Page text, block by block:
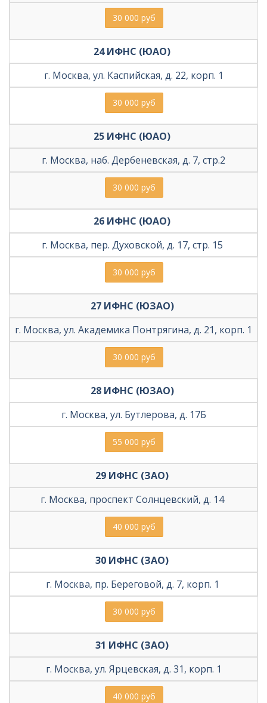
30 000 руб
24 ИФНС (ЮАО)
г. Москва, ул. Каспийская, д. 22, корп. 1
30 000 руб
25 ИФНС (ЮАО)
г. Москва, наб. Дербеневская, д. 7, стр.2
30 000 руб
26 ИФНС (ЮАО)
г. Москва, пер. Духовской, д. 17, стр. 15
30 000 руб
27 ИФНС (ЮЗАО)
г. Москва, ул. Академика Понтрягина, д. 21, корп. 1
30 000 руб
28 ИФНС (ЮЗАО)
г. Москва, ул. Бутлерова, д. 17Б
55 000 руб
29 ИФНС (ЗАО)
г. Москва, проспект Солнцевский, д. 14
40 000 руб
30 ИФНС (ЗАО)
г. Москва, пр. Береговой, д. 7, корп. 1
30 000 руб
31 ИФНС (ЗАО)
г. Москва, ул. Ярцевская, д. 31, корп. 1
40 000 руб